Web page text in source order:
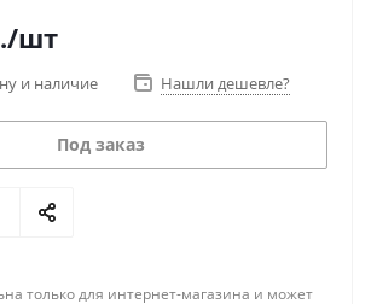
/шт
и наличие Нашли дешевле?
Под заказ
только для интернет-магазина и может